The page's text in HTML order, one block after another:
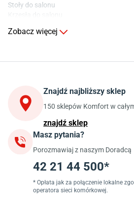
Stoły do salonu
Stoły do kuchni
Szafki kuchenne wiszące (górne)
Szafki pod zlewozmywak
Blaty kuchenne laminowane
Jadalnia
Stoły do jadalni
Krzesła do jadalni
Dywany szare
Lampy w stylu loftowym
Lampy wiszące do jadalni
Zobacz więcej
Znajdź najbliższy sklep
150 sklepów Komfort w
znajdź sklep
Masz pytania?
Porozmawiaj z naszym Doradcą
42 21 44 500*
* Opłata jak za połączenie lokalne
operatora sieci komórkowej.